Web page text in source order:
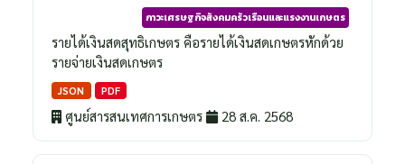
ภาวะเศรษฐกิจสังคมครัวเรือนและแรงงานเกษตร
รายได้เงินสดสุทธิเกษตร คือรายได้เงินสดเกษตรหักด้วย
รายจ่ายเงินสดเกษตร
JSON PDF
ศูนย์สารสนเทศการเกษตร 28 ส.ค. 2568